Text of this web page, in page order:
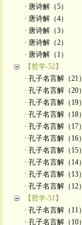
· 唐诗解（5）
· 唐诗解（4）
· 唐诗解（3）
· 唐诗解（2）
· 唐诗解（1）
【哲学-52】
· 孔子名言解（21）
· 孔子名言解（20）
· 孔子名言解（19）
· 孔子名言解（18）
· 孔子名言解（17）
· 孔子名言解（16）
· 孔子名言解（15）
· 孔子名言解（14）
· 孔子名言解（13）
· 孔子名言解（12）
【哲学-51】
· 孔子名言解（11）
· 孔子名言解（10）